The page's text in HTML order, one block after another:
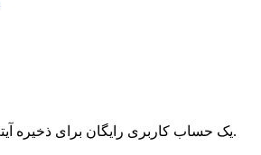
یک حساب کاربری رایگان برای ذخیره آیتم‌های محبوب ایجاد کنید.